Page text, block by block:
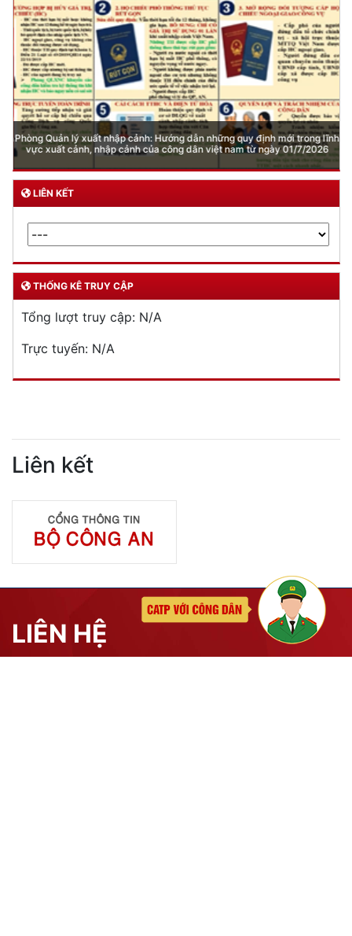
DỊCH VỤ CÔNG
Lĩnh vực quản lý vũ khí, vật liệu nổ, công cụ hỗ trợ
Đăng ký, quản lý cư trú
Đăng ký, quản lý phương tiện giao thông cơ giới
đường bộ
Cấp thẻ Căn cước công dân
Quản lý ngành nghề kinh doanh có điều kiện
Đăng ký, quản lý con dấu